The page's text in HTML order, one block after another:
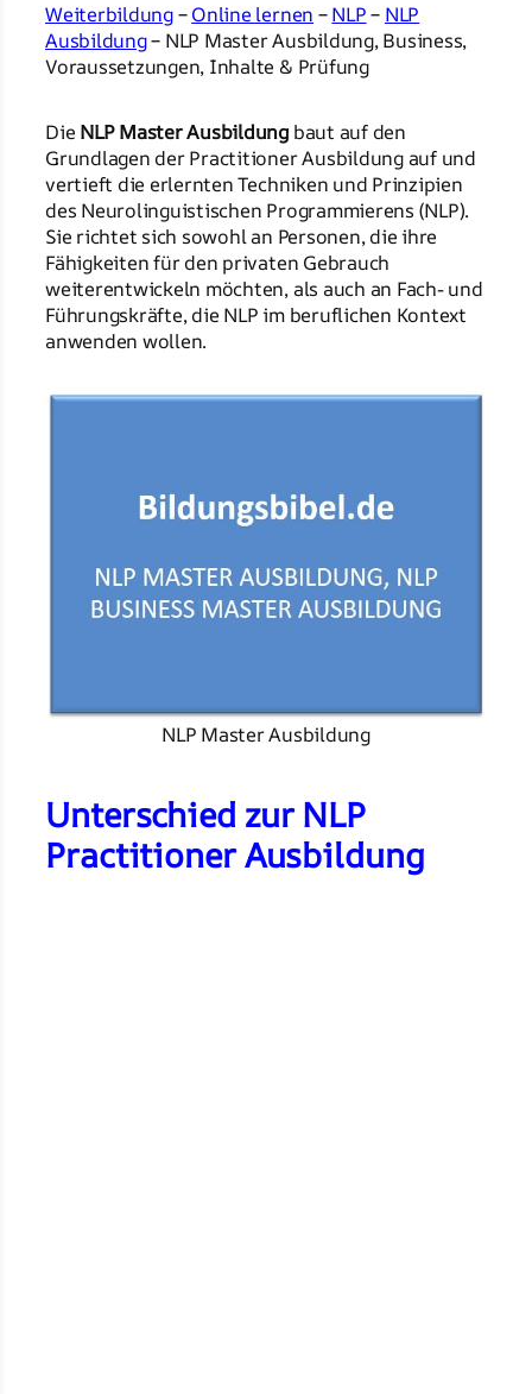
Weiterbildung–Online lernen –NLP– NLP
Ausbildung– NLP Master Ausbildung, Business,
Voraussetzungen, Inhalte & Prüfung
Die NLP Master Ausbildung baut auf den
Grundlagen der Practitioner Ausbildung auf und
vertieft die erlernten Techniken und Prinzipien
des Neurolinguistischen Programmierens (NLP).
Sie richtet sich sowohl an Personen, die ihre
Fähigkeiten für den privaten Gebrauch
weiterentwickeln möchten, als auch an Fach- und
Führungskräfte, die NLP im beruflichen Kontext
anwenden wollen.
NLP Master Ausbildung
Unterschied zur NLP
Practitioner Ausbildung